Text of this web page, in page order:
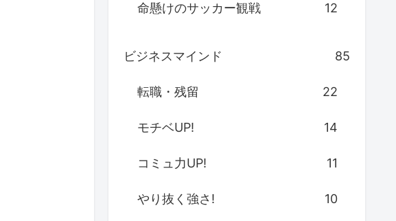
命懸けのサッカー観戦 12
ビジネスマインド 85
転職・残留 22
モチベUP! 14
コミュ力UP! 11
やり抜く強さ! 10